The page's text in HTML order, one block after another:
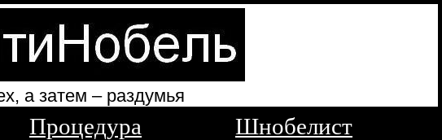
а затем – раздумья
Процедура Шнобелист